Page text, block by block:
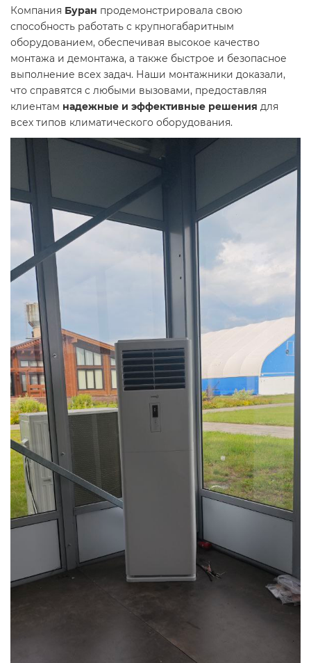
Компания Буран продемонстрировала свою
способность работать с крупногабаритным
оборудованием, обеспечивая высокое качество
монтажа и демонтажа, а также быстрое и безопасное
выполнение всех задач. Наши монтажники доказали,
что справятся с любыми вызовами, предоставляя
клиентам надежные и эффективные решения для
всех типов климатического оборудования.